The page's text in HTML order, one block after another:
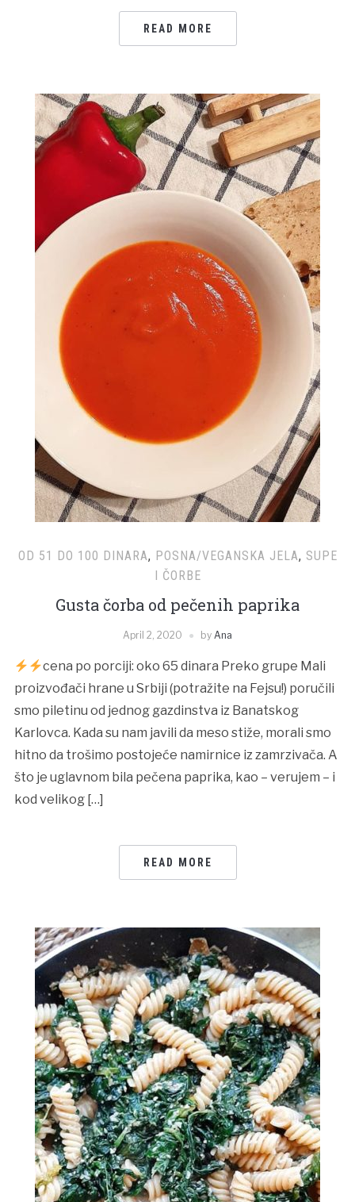
READ MORE
OD 51 DO 100 DINARA, POSNA/VEGANSKA JELA, SUPE
I ČORBE
Gusta čorba od pečenih paprika
April 2, 2020 by Ana
cena po porciji: oko 65 dinara Preko grupe Mali
proizvođači hrane u Srbiji (potražite na Fejsu!) poručili
smo piletinu od jednog gazdinstva iz Banatskog
Karlovca. Kada su nam javili da meso stiže, morali smo
hitno da trošimo postojeće namirnice iz zamrzivača. A
što je uglavnom bila pečena paprika, kao – verujem – i
kod velikog […]
READ MORE